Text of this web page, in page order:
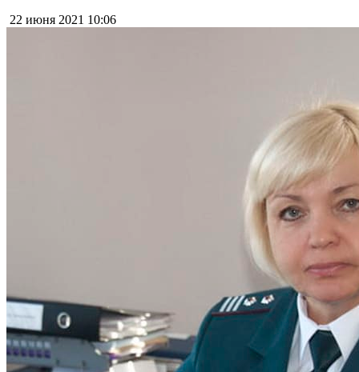
22 июня 2021 10:06